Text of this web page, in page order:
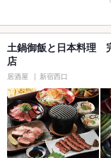
土鍋御飯と日本料理
店
居酒屋 新宿西口